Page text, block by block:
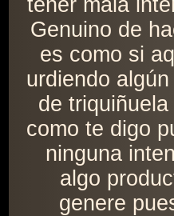
tener mala
Genuino de
es como si
urdiendo
de
como te digo
ninguna
algo
genere